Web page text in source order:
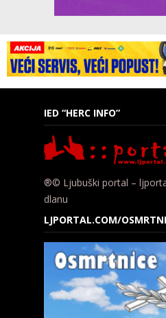
IED “HERC INFO”
®© Ljubuški portal –
dlanu
LJPORTAL.COM/